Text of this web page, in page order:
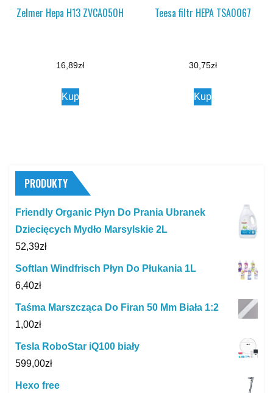
Zelmer Hepa H13 ZVCA050H
16,89zł
Kup
Teesa filtr HEPA TSA0067
30,75zł
Kup
PRODUKTY
Friendly Organic Płyn Do Prania Ubranek
Dziecięcych Mydło Marsylskie 2L
52,39zł
Softlan Windfrisch Płyn Do Płukania 1L
6,40zł
Taśma Marszcząca Do Firan 50 Mm Biała 1:2
1,00zł
Tesla RoboStar iQ100 biały
599,00zł
Hexo free